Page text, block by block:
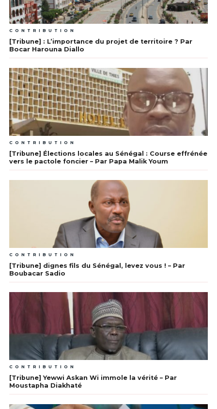
CONTRIBUTION
[Tribune] : L’importance du projet de territoire ? Par
Bocar Harouna Diallo
CONTRIBUTION
[Tribune] Élections locales au Sénégal : Course effrénée
vers le pactole foncier – Par Papa Malik Youm
CONTRIBUTION
[Tribune] dignes fils du Sénégal, levez vous ! – Par
Boubacar Sadio
CONTRIBUTION
[Tribune] Yewwi Askan Wi immole la vérité – Par
Moustapha Diakhaté